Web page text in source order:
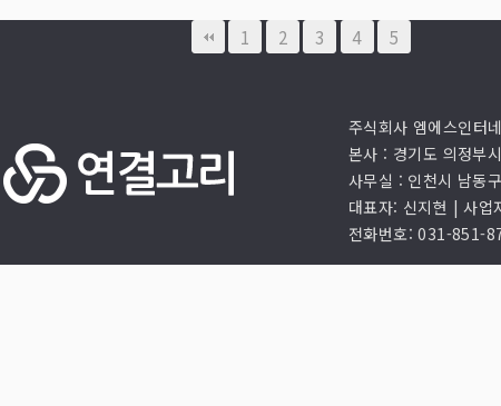
1 2 3 4 5
주식회사 엠에스인터
본사 : 경기도 의정부
사무실 : 인천시 남동
대표자: 신지현 | 사
전화번호: 031-851-